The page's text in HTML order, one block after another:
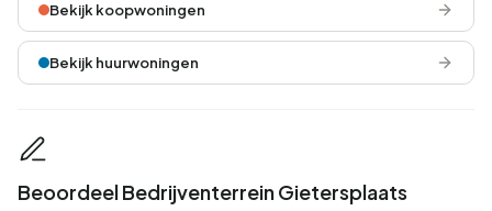
Bekijk koopwoningen
Bekijk huurwoningen
Beoordeel Bedrijventerrein Gietersplaats